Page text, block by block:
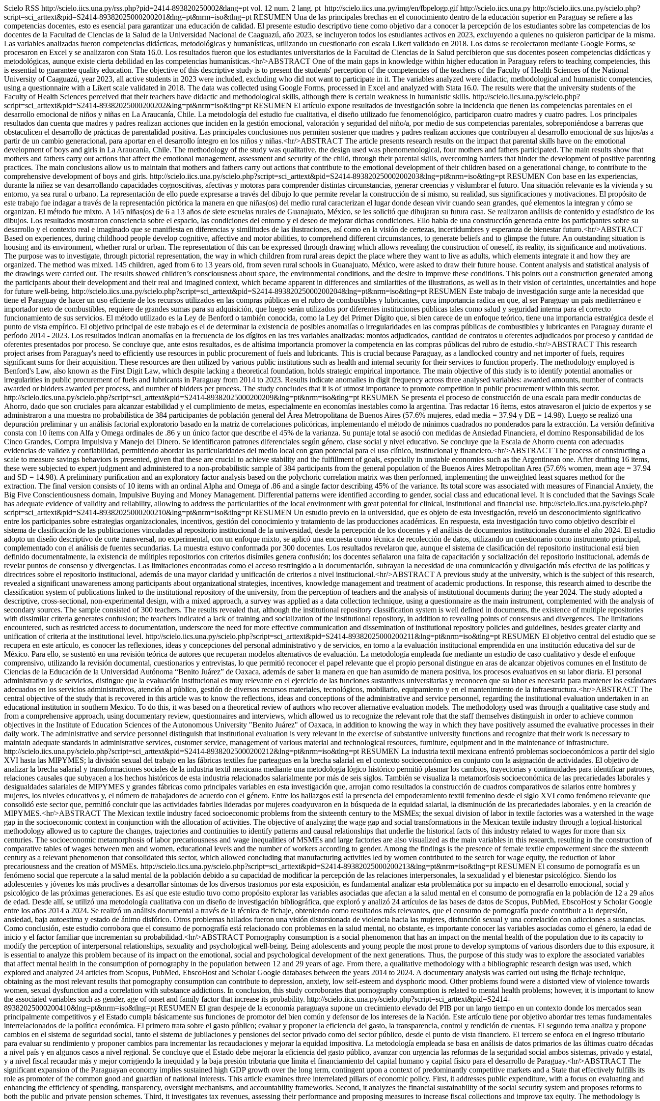
Scielo RSS http://scielo.iics.una.py/rss.php?pid=2414-893820250002&lang=pt vol. 12 num. 2 lang. pt http://scielo.iics.una.py/img/en/fbpelogp.gif http://scielo.iics.una.py http://scielo.iics.una.py/scielo.php?
script=sci_arttext&pid=S2414-89382025000200201&lng=pt&nrm=iso&tlng=pt RESUMEN Una de las principales brechas en el conocimiento dentro de la educación superior en Paraguay se refiere a las
competencias docentes, esto es esencial para garantizar una educación de calidad. El presente estudio descriptivo tiene como objetivo dar a conocer la percepción de los estudiantes sobre las competencias de los
docentes de la Facultad de Ciencias de la Salud de la Universidad Nacional de Caaguazú, año 2023, se incluyeron todos los estudiantes activos en 2023, excluyendo a quienes no quisieron participar de la misma.
Las variables analizadas fueron competencias didácticas, metodológicas y humanísticas, utilizando un cuestionario con escala Likert validado en 2018. Los datos se recolectaron mediante Google Forms, se
procesaron en Excel y se analizaron con Stata 16.0. Los resultados fueron que los estudiantes universitarios de la Facultad de Ciencias de la Salud percibieron que sus docentes poseen competencias didácticas y
metodológicas, aunque existe cierta debilidad en las competencias humanísticas.<hr/>ABSTRACT One of the main gaps in knowledge within higher education in Paraguay refers to teaching competencies, this
is essential to guarantee quality education. The objective of this descriptive study is to present the students' perception of the competencies of the teachers of the Faculty of Health Sciences of the National
University of Caaguazú, year 2023, all active students in 2023 were included, excluding who did not want to participate in it. The variables analyzed were didactic, methodological and humanistic competencies,
using a questionnaire with a Likert scale validated in 2018. The data was collected using Google Forms, processed in Excel and analyzed with Stata 16.0. The results were that the university students of the
Faculty of Health Sciences perceived that their teachers have didactic and methodological skills, although there is certain weakness in humanistic skills. http://scielo.iics.una.py/scielo.php?
script=sci_arttext&pid=S2414-89382025000200202&lng=pt&nrm=iso&tlng=pt RESUMEN El artículo expone resultados de investigación sobre la incidencia que tienen las competencias parentales en el
desarrollo emocional de niños y niñas en La Araucanía, Chile. La metodología del estudio fue cualitativa, el diseño utilizado fue fenomenológico, participaron cuatro madres y cuatro padres. Los principales
resultados dan cuenta que madres y padres realizan acciones que inciden en la gestión emocional, valoración y seguridad del niño/a, por medio de sus competencias parentales, sobreponiéndose a barreras que
obstaculicen el desarrollo de prácticas de parentalidad positiva. Las principales conclusiones nos permiten sostener que madres y padres realizan acciones que contribuyen al desarrollo emocional de sus hijos/as a
partir de un cambio generacional, para aportar en el desarrollo íntegro en los niños y niñas.<hr/>ABSTRACT The article presents research results on the impact that parental skills have on the emotional
development of boys and girls in La Araucanía, Chile. The methodology of the study was qualitative, the design used was phenomenological, four mothers and fathers participated. The main results show that
mothers and fathers carry out actions that affect the emotional management, assessment and security of the child, through their parental skills, overcoming barriers that hinder the development of positive parenting
practices. The main conclusions allow us to maintain that mothers and fathers carry out actions that contribute to the emotional development of their children based on a generational change, to contribute to the
comprehensive development of boys and girls. http://scielo.iics.una.py/scielo.php?script=sci_arttext&pid=S2414-89382025000200203&lng=pt&nrm=iso&tlng=pt RESUMEN Con base en las experiencias,
durante la niñez se van desarrollando capacidades cognoscitivas, afectivas y motoras para comprender distintas circunstancias, generar creencias y vislumbrar el futuro. Una situación relevante es la vivienda y su
entorno, ya sea rural o urbano. La representación de ello puede expresarse a través del dibujo lo que permite revelar la construcción de sí mismo, su realidad, sus significaciones y motivaciones. El propósito de
este trabajo fue indagar a través de la representación pictórica la manera en que niñas(os) del medio rural caracterizan el lugar donde desean vivir cuando sean grandes, qué elementos la integran y cómo se
organizan. El método fue mixto. A 145 niñas(os) de 6 a 13 años de siete escuelas rurales de Guanajuato, México, se les solicitó que dibujaran su futura casa. Se realizaron análisis de contenido y estadístico de los
dibujos. Los resultados mostraron consciencia sobre el espacio, las condiciones del entorno y el deseo de mejorar dichas condiciones. Ello habla de una construcción generada entre los participantes sobre su
desarrollo y el contexto real e imaginado que se manifiesta en diferencias y similitudes de las ilustraciones, así como en la visión de certezas, incertidumbres y esperanza de bienestar futuro.<hr/>ABSTRACT
Based on experiences, during childhood people develop cognitive, affective and motor abilities, to comprehend different circumstances, to generate beliefs and to glimpse the future. An outstanding situation is
housing and its environment, whether rural or urban. The representation of this can be expressed through drawing which allows revealing the construction of oneself, its reality, its significance and motivations.
The purpose was to investigate, through pictorial representation, the way in which children from rural areas depict the place where they want to live as adults, which elements integrate it and how they are
organized. The method was mixed. 145 children, aged from 6 to 13 years old, from seven rural schools in Guanajuato, México, were asked to draw their future house. Content analysis and statistical analysis of
the drawings were carried out. The results showed children’s consciousness about space, the environmental conditions, and the desire to improve these conditions. This points out a construction generated among
the participants about their development and their real and imagined context, which became apparent in differences and similarities of the illustrations, as well as in their vision of certainties, uncertainties and hope
for future well-being. http://scielo.iics.una.py/scielo.php?script=sci_arttext&pid=S2414-89382025000200204&lng=pt&nrm=iso&tlng=pt RESUMEN Este trabajo de investigación surge ante la necesidad que
tiene el Paraguay de hacer un uso eficiente de los recursos utilizados en las compras públicas en el rubro de combustibles y lubricantes, cuya importancia radica en que, al ser Paraguay un país mediterráneo e
importador neto de combustibles, requiere de grandes sumas para su adquisición, que luego serán utilizados por diferentes instituciones públicas tales como salud y seguridad interna para el correcto
funcionamiento de sus servicios. El método utilizado es la Ley de Benford o también conocida, como la Ley del Primer Dígito que, si bien carece de un enfoque teórico, tiene una importancia estratégica desde el
punto de vista empírico. El objetivo principal de este trabajo es el de determinar la existencia de posibles anomalías o irregularidades en las compras públicas de combustibles y lubricantes en Paraguay durante el
período 2014 - 2023. Los resultados indican anomalías en la frecuencia de los dígitos en las tres variables analizadas: montos adjudicados, cantidad de contratos u oferentes adjudicados por proceso y cantidad de
oferentes presentados por proceso. Se concluye que, ante estos resultados, es de altísima importancia promover la competencia en las compras públicas del rubro de estudio.<hr/>ABSTRACT This research
project arises from Paraguay's need to efficiently use resources in public procurement of fuels and lubricants. This is crucial because Paraguay, as a landlocked country and net importer of fuels, requires
significant sums for their acquisition. These resources are then utilized by various public institutions such as health and internal security for their services to function properly. The methodology employed is
Benford's Law, also known as the First Digit Law, which despite lacking a theoretical foundation, holds strategic empirical importance. The main objective of this study is to identify potential anomalies or
irregularities in public procurement of fuels and lubricants in Paraguay from 2014 to 2023. Results indicate anomalies in digit frequency across three analysed variables: awarded amounts, number of contracts
awarded or bidders awarded per process, and number of bidders per process. The study concludes that it is of utmost importance to promote competition in public procurement within this sector.
http://scielo.iics.una.py/scielo.php?script=sci_arttext&pid=S2414-89382025000200209&lng=pt&nrm=iso&tlng=pt RESUMEN Se presenta el proceso de construcción de una escala para medir conductas de
Ahorro, dado que son cruciales para alcanzar estabilidad y el cumplimiento de metas, especialmente en economías inestables como la argentina. Tras redactar 16 ítems, estos atravesaron el juicio de expertos y se
administraron a una muestra no probabilística de 384 participantes de población general del Área Metropolitana de Buenos Aires (57.6% mujeres, edad media = 37.94 y DE = 14.98). Luego se realizó una
depuración preliminar y un análisis factorial exploratorio basado en la matriz de correlaciones policóricas, implementando el método de mínimos cuadrados no ponderados para la extracción. La versión definitiva
consta con 10 ítems con Alfa y Omega ordinales de .86 y un único factor que describe el 45% de la varianza. Su puntaje total se asoció con medidas de Ansiedad Financiera, el domino Responsabilidad de los
Cinco Grandes, Compra Impulsiva y Manejo del Dinero. Se identificaron patrones diferenciales según género, clase social y nivel educativo. Se concluye que la Escala de Ahorro cuenta con adecuadas
evidencias de validez y confiabilidad, permitiendo abordar las particularidades del medio local con gran potencial para el uso clínico, institucional y financiero.<hr/>ABSTRACT The process of constructing a
scale to measure savings behaviors is presented, given that these are crucial to achieve stability and the fulfillment of goals, especially in unstable economies such as the Argentinean one. After drafting 16 items,
these were subjected to expert judgment and administered to a non-probabilistic sample of 384 participants from the general population of the Buenos Aires Metropolitan Area (57.6% women, mean age = 37.94
and SD = 14.98). A preliminary purification and an exploratory factor analysis based on the polychoric correlation matrix was then performed, implementing the unweighted least squares method for the
extraction. The final version consists of 10 items with an ordinal Alpha and Omega of .86 and a single factor describing 45% of the variance. Its total score was associated with measures of Financial Anxiety, the
Big Five Conscientiousness domain, Impulsive Buying and Money Management. Differential patterns were identified according to gender, social class and educational level. It is concluded that the Savings Scale
has adequate evidence of validity and reliability, allowing to address the particularities of the local environment with great potential for clinical, institutional and financial use. http://scielo.iics.una.py/scielo.php?
script=sci_arttext&pid=S2414-89382025000200210&lng=pt&nrm=iso&tlng=pt RESUMEN Un estudio previo en la universidad, que es objeto de esta investigación, reveló un desconocimiento significativo
entre los participantes sobre estrategias organizacionales, incentivos, gestión del conocimiento y tratamiento de las producciones académicas. En respuesta, esta investigación tuvo como objetivo describir el
sistema de clasificación de las publicaciones vinculadas al repositorio institucional de la universidad, desde la percepción de los docentes y el análisis de documentos institucionales durante el año 2024. El estudio
adopto un diseño descriptivo de corte transversal, no experimental, con un enfoque mixto, se aplicó una encuesta como técnica de recolección de datos, utilizando un cuestionario como instrumento principal,
complementado con el análisis de fuentes secundarias. La muestra estuvo conformada por 300 docentes. Los resultados revelaron que, aunque el sistema de clasificación del repositorio institucional está bien
definido documentalmente, la existencia de múltiples repositorios con criterios disímiles genera confusión; los docentes señalaron una falta de capacitación y socialización del repositorio institucional, además de
revelar puntos de consenso y divergencias. Las limitaciones encontradas como el acceso restringido a la documentación, subrayan la necesidad de una comunicación y divulgación más efectiva de las políticas y
directrices sobre el repositorio institucional, además de una mayor claridad y unificación de criterios a nivel institucional.<hr/>ABSTRACT A previous study at the university, which is the subject of this research,
revealed a significant unawareness among participants about organizational strategies, incentives, knowledge management and treatment of academic productions. In response, this research aimed to describe the
classification system of publications linked to the institutional repository of the university, from the perception of teachers and the analysis of institutional documents during the year 2024. The study adopted a
descriptive, cross-sectional, non-experimental design, with a mixed approach, a survey was applied as a data collection technique, using a questionnaire as the main instrument, complemented with the analysis of
secondary sources. The sample consisted of 300 teachers. The results revealed that, although the institutional repository classification system is well defined in documents, the existence of multiple repositories
with dissimilar criteria generates confusion; the teachers indicated a lack of training and socialization of the institutional repository, in addition to revealing points of consensus and divergences. The limitations
encountered, such as restricted access to documentation, underscore the need for more effective communication and dissemination of institutional repository policies and guidelines, besides greater clarity and
unification of criteria at the institutional level. http://scielo.iics.una.py/scielo.php?script=sci_arttext&pid=S2414-89382025000200211&lng=pt&nrm=iso&tlng=pt RESUMEN El objetivo central del estudio que se
recupera en este artículo, es conocer las reflexiones, ideas y concepciones del personal administrativo y de servicios, en torno a la evaluación institucional emprendida en una institución educativa del sur de
México. Para ello, se sustentó en una revisión teórica de autores que recuperan modelos alternativos de evaluación. La metodología empleada fue mediante un estudio de caso cualitativo y desde el enfoque
comprensivo, utilizando la revisión documental, cuestionarios y entrevistas, lo que permitió reconocer el papel relevante que el propio personal distingue en aras de alcanzar objetivos comunes en el Instituto de
Ciencias de la Educación de la Universidad Autónoma “Benito Juárez” de Oaxaca, además de saber la manera en que han asumido de manera positiva, los procesos evaluativos en su labor diaria. El personal
administrativo y de servicios, distingue que la evaluación institucional es muy relevante en el ejercicio de las funciones sustantivas universitarias y reconocen que su labor es necesaria para mantener los estándares
adecuados en los servicios administrativos, atención al público, gestión de diversos recursos materiales, tecnológicos, mobiliario, equipamiento y en el mantenimiento de la infraestructura.<hr/>ABSTRACT The
central objective of the study that is recovered in this article was to know the reflections, ideas and conceptions of the administrative and service personnel, regarding the institutional evaluation undertaken in an
educational institution in southern Mexico. To do this, it was based on a theoretical review of authors who recover alternative evaluation models. The methodology used was through a qualitative case study and
from a comprehensive approach, using documentary review, questionnaires and interviews, which allowed us to recognize the relevant role that the staff themselves distinguish in order to achieve common
objectives in the Institute of Education Sciences of the Autonomous University "Benito Juárez" of Oaxaca, in addition to knowing the way in which they have positively assumed the evaluative processes in their
daily work. The administrative and service personnel distinguish that institutional evaluation is very relevant in the exercise of substantive university functions and recognize that their work is necessary to
maintain adequate standards in administrative services, customer service, management of various material and technological resources, furniture, equipment and in the maintenance of infrastructure.
http://scielo.iics.una.py/scielo.php?script=sci_arttext&pid=S2414-89382025000200212&lng=pt&nrm=iso&tlng=pt RESUMEN La industria textil mexicana enfrentó problemas socioeconómicos a partir del siglo
XVI hasta las MIPYMES; la división sexual del trabajo en las fábricas textiles fue parteaguas en la brecha salarial en el contexto socioeconómico en conjunto con la asignación de actividades. El objetivo de
analizar la brecha salarial y transformaciones sociales de la industria textil mexicana mediante una metodología lógico histórico permitió plasmar los cambios, trayectorias y continuidades para identificar patrones,
relaciones causales que subyacen a los hechos históricos de esta industria relacionados salarialmente por más de seis siglos. También se visualiza la metamorfosis socioeconómica de las precariedades laborales y
desigualdades salariales de MIPYMES y grandes fábricas como principales variables en esta investigación que, arrojan como resultados la construcción de cuadros comparativos de salarios entre hombres y
mujeres, los niveles educativos y, el número de trabajadores de acuerdo con el género. Entre los hallazgos está la presencia del empoderamiento textil femenino desde el siglo XVI como fenómeno relevante que
consolidó este sector que, permitió concluir que las actividades fabriles lideradas por mujeres coadyuvaron en la búsqueda de la equidad salarial, la disminución de las precariedades laborales. y en la creación de
MIPYMES.<hr/>ABSTRACT The Mexican textile industry faced socioeconomic problems from the sixteenth century to the MSMEs; the sexual division of labor in textile factories was a watershed in the wage
gap in the socioeconomic context in conjunction with the allocation of activities. The objective of analyzing the wage gap and social transformations in the Mexican textile industry through a logical-historical
methodology allowed us to capture the changes, trajectories and continuities to identify patterns and causal relationships that underlie the historical facts of this industry related to wages for more than six
centuries. The socioeconomic metamorphosis of labor precariousness and wage inequalities of MSMEs and large factories are also visualized as the main variables in this research, resulting in the construction of
comparative tables of wages between men and women, educational levels and the number of workers according to gender. Among the findings is the presence of female textile empowerment since the sixteenth
century as a relevant phenomenon that consolidated this sector, which allowed concluding that manufacturing activities led by women contributed to the search for wage equity, the reduction of labor
precariousness and the creation of MSMEs. http://scielo.iics.una.py/scielo.php?script=sci_arttext&pid=S2414-89382025000200213&lng=pt&nrm=iso&tlng=pt RESUMEN El consumo de pornografía es un
fenómeno social que repercute a la salud mental de la población debido a su capacidad de modificar la percepción de las relaciones interpersonales, la sexualidad y el bienestar psicológico. Siendo los
adolescentes y jóvenes los más proclives a desarrollar síntomas de los diversos trastornos por esta exposición, es fundamental analizar esta problemática por su impacto en el desarrollo emocional, social y
psicológico de las próximas generaciones. Es así que este estudio tuvo como propósito explorar las variables asociadas que afectan a la salud mental en el consumo de pornografía en la población de 12 a 29 años
de edad. Desde allí, se utilizó una metodología cualitativa con un diseño de investigación bibliográfica, que exploró y analizó 24 artículos de las bases de datos de Scopus, PubMed, EbscoHost y Scholar Google
entre los años 2014 a 2024. Se realizó un análisis documental a través de la técnica de fichaje, obteniendo como resultados más relevantes, que el consumo de pornografía puede contribuir a la depresión,
ansiedad, baja autoestima y estado de ánimo disfórico. Otros problemas hallados fueron una visión distorsionada de violencia hacia las mujeres, disfunción sexual y una correlación con adicciones a sustancias.
Como conclusión, este estudio corrobora que el consumo de pornografía está relacionado con problemas en la salud mental, no obstante, es importante conocer las variables asociadas como el género, la edad de
inicio y el factor familiar que incrementan su probabilidad.<hr/>ABSTRACT Pornography consumption is a social phenomenon that has an impact on the mental health of the population due to its capacity to
modify the perception of interpersonal relationships, sexuality and psychological well-being. Being adolescents and young people the most prone to develop symptoms of various disorders due to this exposure, it
is essential to analyze this problem because of its impact on the emotional, social and psychological development of the next generations. Thus, the purpose of this study was to explore the associated variables
that affect mental health in the consumption of pornography in the population between 12 and 29 years of age. From there, a qualitative methodology with a bibliographic research design was used, which
explored and analyzed 24 articles from Scopus, PubMed, EbscoHost and Scholar Google databases between the years 2014 to 2024. A documentary analysis was carried out using the fichaje technique,
obtaining as the most relevant results that pornography consumption can contribute to depression, anxiety, low self-esteem and dysphoric mood. Other problems found were a distorted view of violence towards
women, sexual dysfunction and a correlation with substance addictions. In conclusion, this study corroborates that pornography consumption is related to mental health problems; however, it is important to know
the associated variables such as gender, age of onset and family factor that increase its probability. http://scielo.iics.una.py/scielo.php?script=sci_arttext&pid=S2414-
89382025000200410&lng=pt&nrm=iso&tlng=pt RESUMEN El gran despeje de la economía paraguaya supone un crecimiento elevado del PIB por un largo tiempo en un contexto donde los mercados sean
principalmente competitivos y el Estado cumpla básicamente sus funciones de promotor del bien común y defensor de los intereses de la Nación. Este artículo tiene por objetivo abordar tres temas fundamentales
interrelacionados de la política económica. El primero trata sobre el gasto público; evaluar y proponer la eficiencia del gasto, la transparencia, control y rendición de cuentas. El segundo tema analiza y propone
cambios en el sistema de seguridad social, tanto el sistema de jubilaciones y pensiones del sector privado como del sector público, desde el punto de vista financiero. El tercero se enfoca en el ingreso tributario
para evaluar su rendimiento y proponer cambios para incrementar las recaudaciones y mejorar la equidad impositiva. La metodología empleada se basa en análisis de datos primarios de las últimas cuatro décadas
a nivel país y en algunos casos a nivel regional. Se concluye que el Estado debe mejorar la eficiencia del gasto público, avanzar con urgencia las reformas de la seguridad social ambos sistemas, privado y estatal,
y a nivel fiscal recaudar más y mejor corrigiendo la inequidad y la baja presión tributaria que limita el financiamiento del capital humano y capital físico para el desarrollo de Paraguay.<hr/>ABSTRACT The
significant expansion of the Paraguayan economy implies sustained high GDP growth over the long term, contingent upon a context of predominantly competitive markets and a State that effectively fulfills its
role as promoter of the common good and guardian of national interests. This article examines three interrelated pillars of economic policy. First, it addresses public expenditure, with a focus on evaluating and
enhancing the efficiency of spending, transparency, oversight mechanisms, and accountability frameworks. Second, it analyzes the financial sustainability of the social security system and proposes reforms to
both the public and private pension schemes. Third, it investigates tax revenues, assessing their performance and proposing measures to increase fiscal collections and improve tax equity. The methodology is